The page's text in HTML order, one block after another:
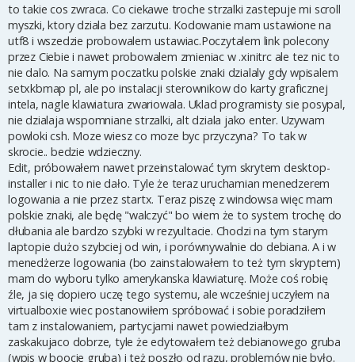
to takie cos zwraca. Co ciekawe troche strzalki zastepuje mi scroll
myszki, ktory dziala bez zarzutu. Kodowanie mam ustawione na
utf8 i wszedzie probowalem ustawiac.Poczytalem link polecony
przez Ciebie i nawet probowalem zmieniac w .xinitrc ale tez nic to
nie dalo. Na samym poczatku polskie znaki dzialaly gdy wpisalem
setxkbmap pl, ale po instalacji sterownikow do karty graficznej
intela, nagle klawiatura zwariowala. Uklad programisty sie posypal,
nie dzialaja wspomniane strzalki, alt dziala jako enter. Uzywam
powloki csh. Moze wiesz co moze byc przyczyna? To tak w
skrocie.. bedzie wdzieczny.
Edit, próbowałem nawet przeinstalować tym skrytem desktop-
installer i nic to nie dało. Tyle że teraz uruchamian menedzerem
logowania a nie przez startx. Teraz piszę z windowsa więc mam
polskie znaki, ale będę "walczyć" bo wiem że to system trochę do
dłubania ale bardzo szybki w rezyultacie. Chodzi na tym starym
laptopie dużo szybciej od win, i porównywalnie do debiana. A i w
menedżerze logowania (bo zainstalowałem to też tym skryptem)
mam do wyboru tylko amerykanska klawiaturę. Może coś robię
źle, ja się dopiero uczę tego systemu, ale wcześniej uczyłem na
virtualboxie wiec postanowiłem spróbować i sobie poradziłem
tam z instalowaniem, partycjami nawet powiedziałbym
zaskakujaco dobrze, tyle że edytowałem też debianowego gruba
(wpis w boocie gruba) i też poszło od razu, problemów nie było.